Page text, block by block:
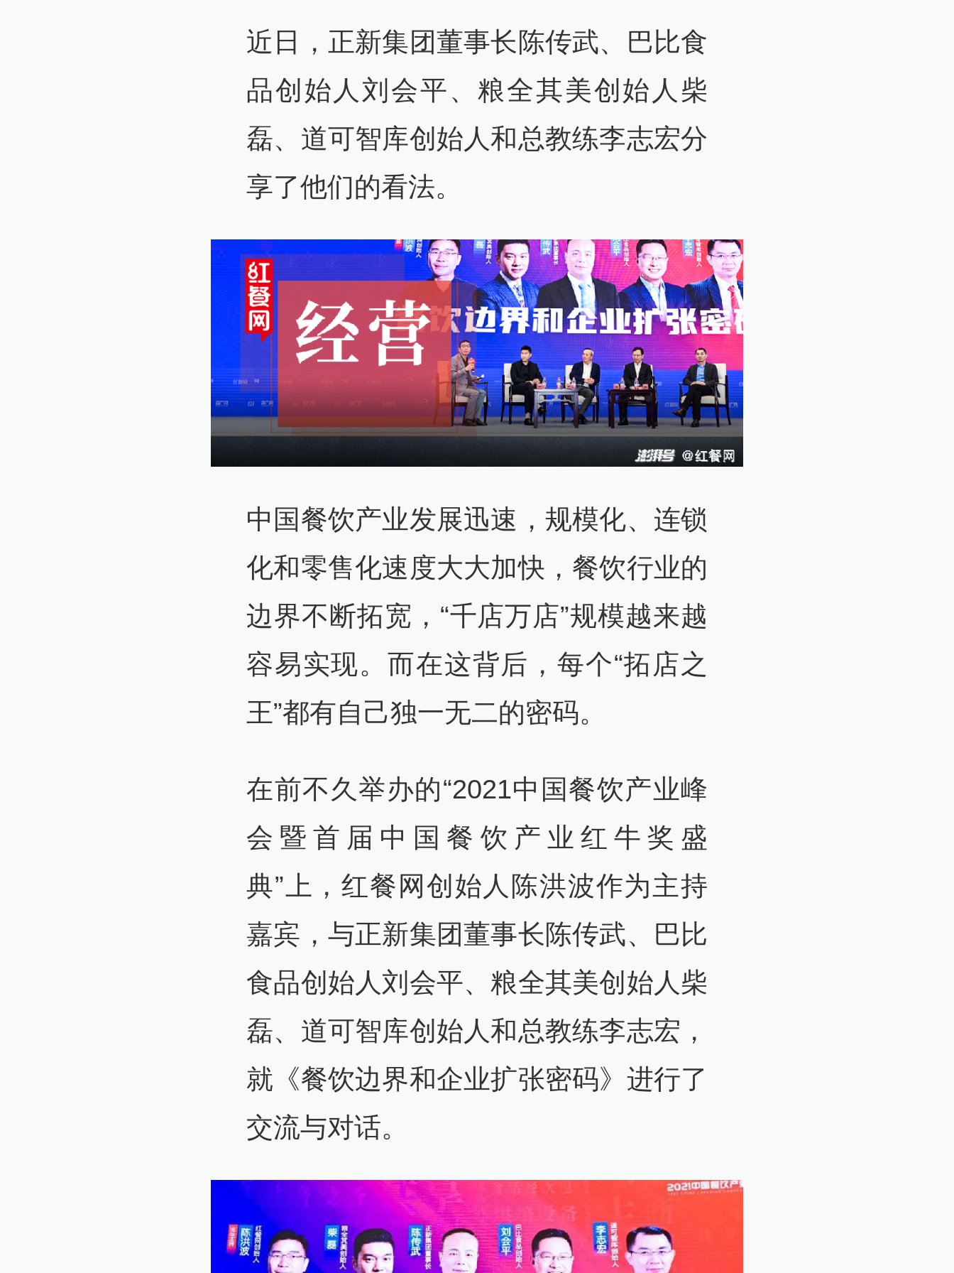
近日，正新集团董事长陈传武、巴比食
品创始人刘会平、粮全其美创始人柴
磊、道可智库创始人和总教练李志宏分
享了他们的看法。
中国餐饮产业发展迅速，规模化、连锁
化和零售化速度大大加快，餐饮行业的
边界不断拓宽，“千店万店”规模越来越
容易实现。而在这背后，每个“拓店之
王”都有自己独一无二的密码。
在前不久举办的“2021中国餐饮产业峰
会暨首届中国餐饮产业红牛奖盛
典”上，红餐网创始人陈洪波作为主持
嘉宾，与正新集团董事长陈传武、巴比
食品创始人刘会平、粮全其美创始人柴
磊、道可智库创始人和总教练李志宏，
就《餐饮边界和企业扩张密码》进行了
交流与对话。